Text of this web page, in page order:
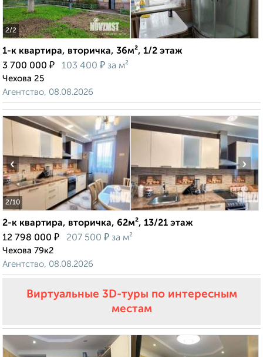
2/2
1-к квартира, вторичка, 36м², 1/2 этаж
3 700 000 ₽ 103 400 ₽ за м²
Чехова 25
Агентство, 08.08.2026
2/10
‹ ›
2-к квартира, вторичка, 62м², 13/21 этаж
12 798 000 ₽ 207 500 ₽ за м²
Чехова 79к2
Агентство, 08.08.2026
Виртуальные 3D-туры по интересным
местам